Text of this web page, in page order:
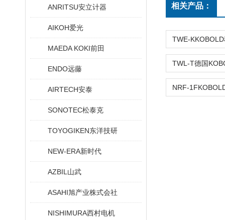
ANRITSU安立计器
AIKOH爱光
MAEDA KOKI前田
ENDO远藤
AIRTECH安泰
SONOTEC松泰克
TOYOGIKEN东洋技研
NEW-ERA新时代
AZBIL山武
ASAHI旭产业株式会社
NISHIMURA西村电机
相关产品：